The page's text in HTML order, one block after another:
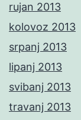
rujan 2013
kolovoz 2013
srpanj 2013
lipanj 2013
svibanj 2013
travanj 2013